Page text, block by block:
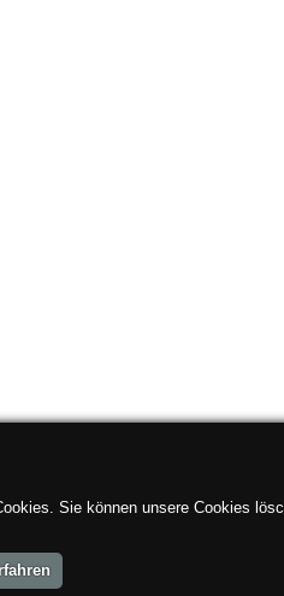
Sie können unsere Cookies